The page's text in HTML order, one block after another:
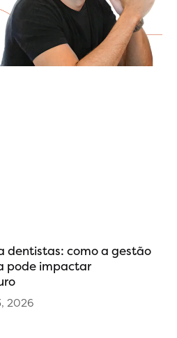
dentistas: como a gestão
pode impactar
2026